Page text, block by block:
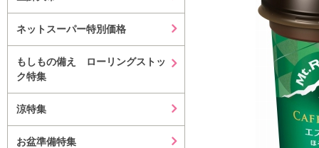
ネットスーパー特別価格
もしもの備え ローリングストッ
ク特集
涼特集
お盆準備特集